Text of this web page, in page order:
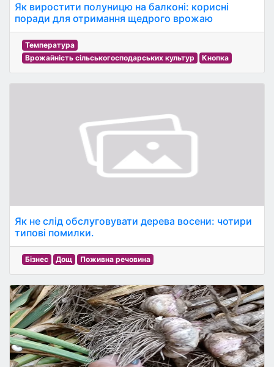
Як виростити полуницю на балконі: корисні
поради для отримання щедрого врожаю
Температура
Врожайність сільськогосподарських культур
Кнопка
Як не слід обслуговувати дерева восени: чотири
типові помилки.
Бізнес Дощ Поживна речовина